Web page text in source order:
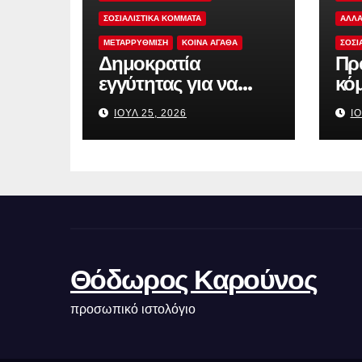
ΣΟΣΙΑΛΙΣΤΙΚΆ ΚΌΜΜΑΤΑ
ΜΕΤΑΡΡΥΘΜΙΣΗ ΚΟΙΝΑ ΑΓΑΘΑ
Δημοκρατία
εγγύτητας για να
ξαναχτιστεί η
εμπιστοσύνη
ΙΟΎΛ 25, 2026
Θόδωρος Καρούνος
προσωπικό ιστολόγιο